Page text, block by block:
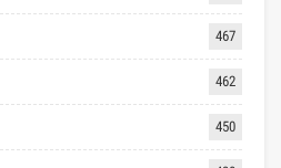
467
462
450